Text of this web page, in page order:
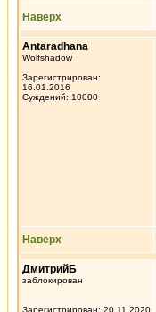
Наверх
Antaradhana
Wolfshadow
Зарегистрирован:
16.01.2016
Суждений: 10000
Наверх
ДмитрийБ
заблокирован
Зарегистрирован: 20.11.2020